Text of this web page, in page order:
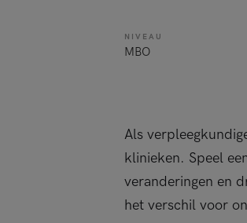
NIVEAU
MBO
Als
klinieken. Speel
veranderingen en
het verschil voor